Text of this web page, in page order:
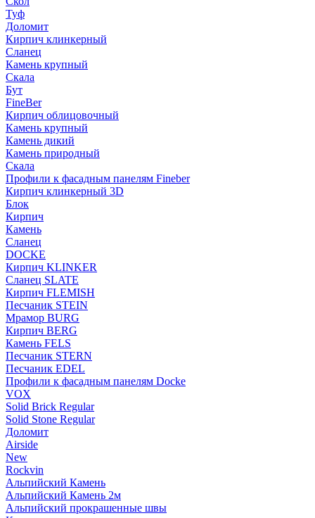
Туф
Доломит
Кирпич клинкерный
Сланец
Камень крупный
Скала
Бут
FineBer
Кирпич облицовочный
Камень крупный
Камень дикий
Камень природный
Скала
Профили к фасадным панелям Fineber
Кирпич клинкерный 3D
Блок
Кирпич
Камень
Сланец
DOCKE
Кирпич KLINKER
Сланец SLATE
Кирпич FLEMISH
Пес­ча­ник STEIN
Мрамор BURG
Кирпич BERG
Камень FELS
Пес­ча­ник STERN
Пес­ча­ник EDEL
Профили к фасадным панелям Docke
VOX
Solid Brick Regular
Solid Stone Regular
Доломит
Airside
New
Rockvin
Альпийский Камень
Альпийский Камень 2м
Альпийский прокрашенные швы